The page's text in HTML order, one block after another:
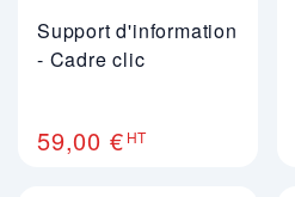
Support d'information
- Cadre clic
59,00 € HT